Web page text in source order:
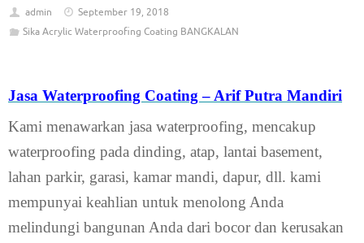
admin
September 19, 2018
Sika Acrylic Waterproofing Coating BANGKALAN
Jasa Waterproofing Coating – Arif Putra Mandiri
Kami menawarkan jasa waterproofing, mencakup
waterproofing pada dinding, atap, lantai basement,
lahan parkir, garasi, kamar mandi, dapur, dll. kami
mempunyai keahlian untuk menolong Anda
melindungi bangunan Anda dari bocor dan kerusakan